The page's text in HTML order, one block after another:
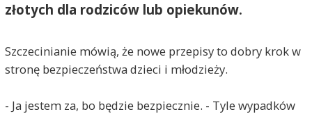
złotych dla rodziców lub opiekunów.
Szczecinianie mówią, że nowe przepisy to dobry krok w
stronę bezpieczeństwa dzieci i młodzieży.
- Ja jestem za, bo będzie bezpiecznie. - Tyle wypadków